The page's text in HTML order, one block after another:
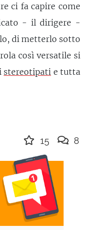
ci fa capire come
- il dirigere -
di metterlo sotto
così versatile si
stereotipati e tutta
15 8